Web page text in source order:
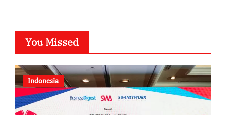
You Missed
Indonesia